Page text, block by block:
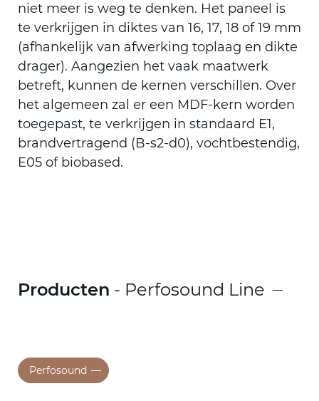
niet meer is weg te denken. Het paneel is
te verkrijgen in diktes van 16, 17, 18 of 19 mm
(afhankelijk van afwerking toplaag en dikte
drager). Aangezien het vaak maatwerk
betreft, kunnen de kernen verschillen. Over
het algemeen zal er een MDF-kern worden
toegepast, te verkrijgen in standaard E1,
brandvertragend (B-s2-d0), vochtbestendig,
E05 of biobased.
Producten - Perfosound Line
Perfosound